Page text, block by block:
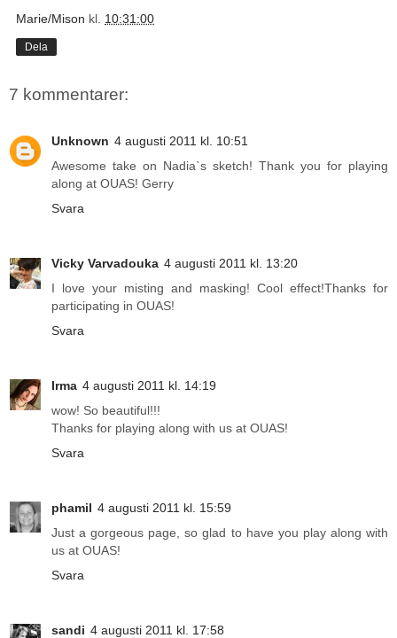
Marie/Mison kl. 10:31:00
Dela
7 kommentarer:
Unknown 4 augusti 2011 kl. 10:51
Awesome take on Nadia`s sketch! Thank you for playing
along at OUAS! Gerry
Svara
Vicky Varvadouka 4 augusti 2011 kl. 13:20
I love your misting and masking! Cool effect!Thanks for
participating in OUAS!
Svara
Irma 4 augusti 2011 kl. 14:19
wow! So beautiful!!!
Thanks for playing along with us at OUAS!
Svara
phamil 4 augusti 2011 kl. 15:59
Just a gorgeous page, so glad to have you play along with
us at OUAS!
Svara
sandi 4 augusti 2011 kl. 17:58